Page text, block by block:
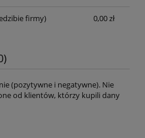
firmy) 0,00 zł
(pozytywne i negatywne). Nie
od klientów, którzy kupili dany